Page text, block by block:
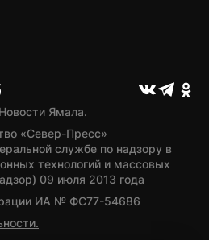
Ямала.
«Север-Пресс»
службе по надзору в
технологий и массовых
09 июля 2013 года
ИА № ФС77-54686